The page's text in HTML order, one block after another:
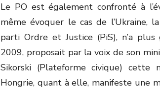
Le PO est également confronté à
même évoquer le cas de l’Ukraine,
parti Ordre et Justice (PiS), n’a
2009, proposait par la voix de son
Sikorski (Plateforme civique) cette
Hongrie, quant à elle, manifeste une